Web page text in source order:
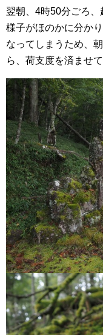
翌朝、4時50分ごろ
様子がほのかに分か
なってしまうため、
ら、荷支度を済ませ